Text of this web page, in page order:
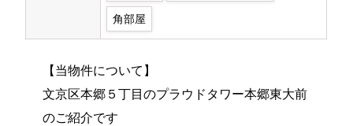
角部屋
【当物件について】
文京区本郷５丁目のプラウドタワー本郷東大前
のご紹介です